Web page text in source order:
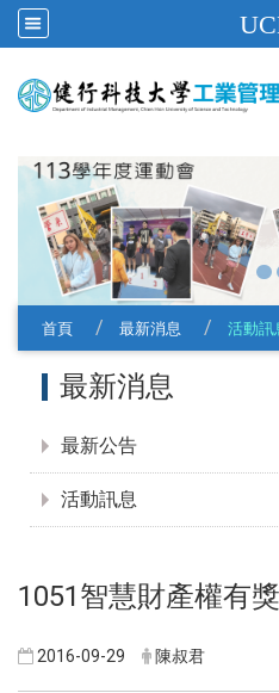
首頁 最新消息 活動訊
最新消息
最新公告
活動訊息
1051智慧財產權有
2016-09-29 陳叔君